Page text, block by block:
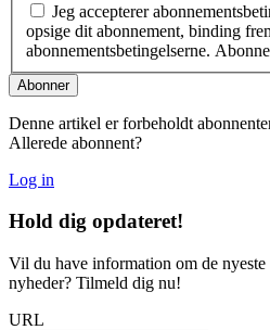
Jeg accepterer
opsige dit abonnement, binding
abonnementsbetingelserne.
Denne artikel er forbeholdt
Allerede abonnent?
Log in
Hold dig opdateret!
Vil du have information om de nyeste
nyheder? Tilmeld dig nu!
URL